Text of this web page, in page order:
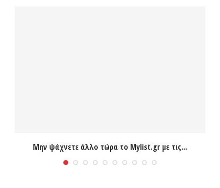
Μην ψάχνετε άλλο τώρα το Mylist.gr με τις...